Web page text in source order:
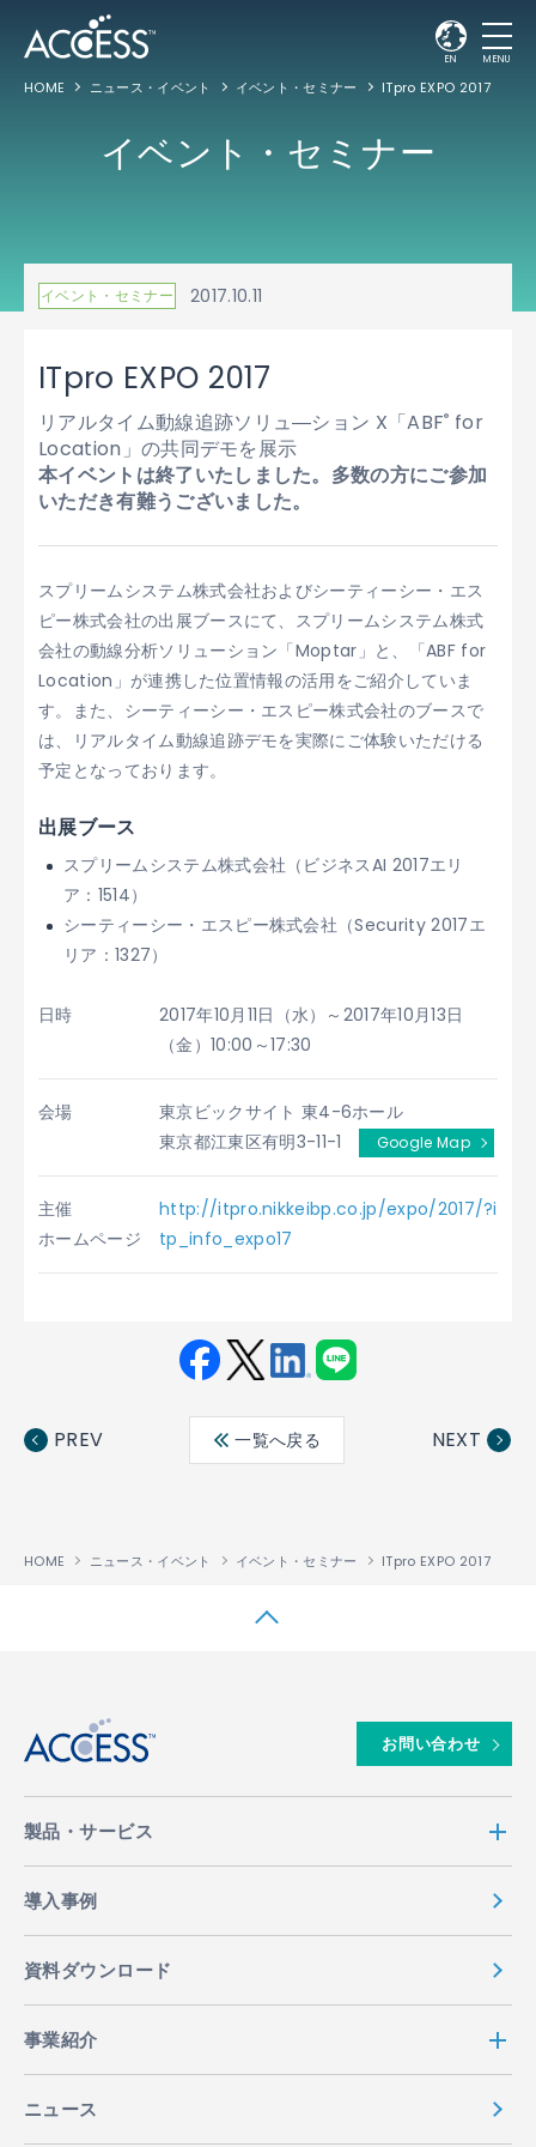
EN MENU
HOME ニュース・イベント イベント・セミナー ITpro EXPO 2017
イベント・セミナー
イベント・セミナー 2017.10.11
ITpro EXPO 2017
リアルタイム動線追跡ソリュ―ション X「ABF® for
Location」の共同デモを展示
本イベントは終了いたしました。多数の方にご参加
いただき有難うございました。
スプリームシステム株式会社およびシーティーシー・エス
ピー株式会社の出展ブースにて、スプリームシステム株式
会社の動線分析ソリューション「Moptar」と、「ABF for
Location」が連携した位置情報の活用をご紹介していま
す。また、シーティーシー・エスピー株式会社のブースで
は、リアルタイム動線追跡デモを実際にご体験いただける
予定となっております。
出展ブース
スプリームシステム株式会社（ビジネスAI 2017エリ
ア：1514）
シーティーシー・エスピー株式会社（Security 2017エ
リア：1327）
日時
2017年10月11日（水）～2017年10月13日
（金）10:00～17:30
会場
東京ビックサイト 東4-6ホール
東京都江東区有明3-11-1
Google Map
主催
ホームページ
http://itpro.nikkeibp.co.jp/expo/2017/?i
tp_info_expo17
ebo ter
edin
PREV 一覧へ戻る NEXT
HOME ニュース・イベント イベント・セミナー ITpro EXPO 2017
お問い合わせ
製品・サービス
導入事例
資料ダウンロード
事業紹介
ニュース